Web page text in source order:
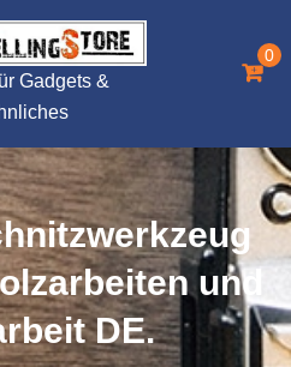
Gadgets &
0
und
DE.